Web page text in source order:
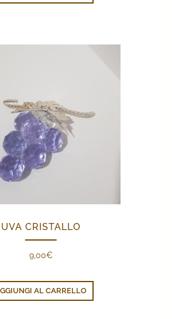
16,00€.12,00€.
UVA CRISTALLO
9,00€
AL CARRELLO